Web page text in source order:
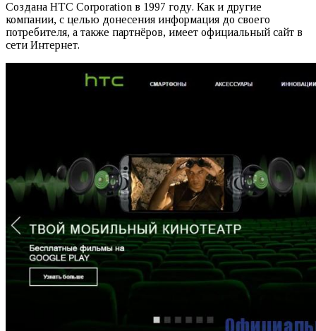
Создана HTC Corporation в 1997 году. Как и другие
компании, с целью донесения информация до своего
потребителя, а также партнёров, имеет официальный сайт в
сети Интернет.